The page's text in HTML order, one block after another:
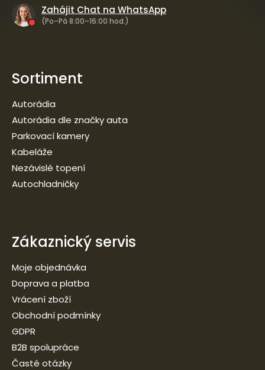
Zahájit Chat na WhatsApp
(Po–Pá 8:00–16:00 hod.)
Sortiment
Autorádia
Autorádia dle značky auta
Parkovací kamery
Kabeláže
Nezávislé topení
Autochladničky
Zákaznický servis
Moje objednávka
Doprava a platba
Vrácení zboží
Obchodní podmínky
GDPR
B2B spolupráce
Časté otázky